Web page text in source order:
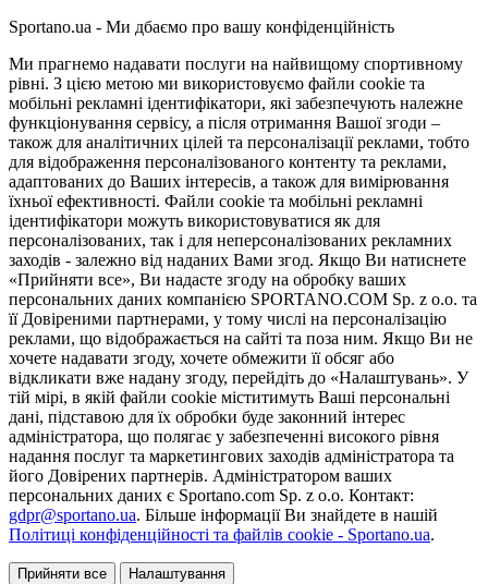
Sportano.ua - Ми дбаємо про вашу конфіденційність
Ми прагнемо надавати послуги на найвищому спортивному
рівні. З цією метою ми використовуємо файли cookie та
мобільні рекламні ідентифікатори, які забезпечують належне
функціонування сервісу, а після отримання Вашої згоди –
також для аналітичних цілей та персоналізації реклами, тобто
для відображення персоналізованого контенту та реклами,
адаптованих до Ваших інтересів, а також для вимірювання
їхньої ефективності. Файли cookie та мобільні рекламні
ідентифікатори можуть використовуватися як для
персоналізованих, так і для неперсоналізованих рекламних
заходів - залежно від наданих Вами згод. Якщо Ви натиснете
«Прийняти все», Ви надасте згоду на обробку ваших
персональних даних компанією SPORTANO.COM Sp. z o.o. та
її Довіреними партнерами, у тому числі на персоналізацію
реклами, що відображається на сайті та поза ним. Якщо Ви не
хочете надавати згоду, хочете обмежити її обсяг або
відкликати вже надану згоду, перейдіть до «Налаштувань». У
тій мірі, в якій файли cookie міститимуть Ваші персональні
дані, підставою для їх обробки буде законний інтерес
адміністратора, що полягає у забезпеченні високого рівня
надання послуг та маркетингових заходів адміністратора та
його Довірених партнерів. Адміністратором ваших
персональних даних є Sportano.com Sp. z o.o. Контакт:
gdpr@sportano.ua. Більше інформації Ви знайдете в нашій
Політиці конфіденційності та файлів cookie - Sportano.ua.
Прийняти все Налаштування